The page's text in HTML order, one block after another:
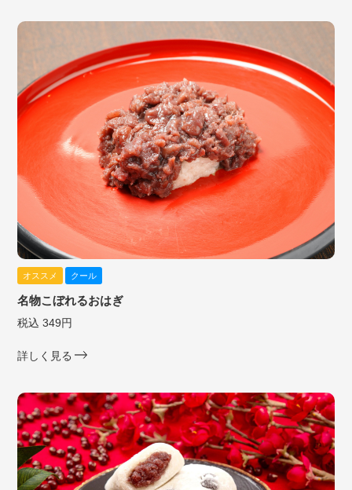
オススメ クール
名物こぼれるおはぎ
税込 349円
詳しく見る